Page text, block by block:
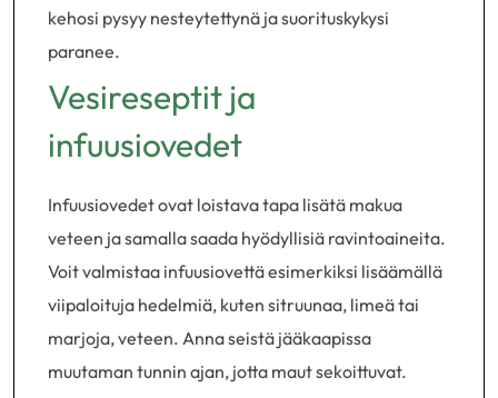
kehosi pysyy nesteytettynä ja suorituskykysi
paranee.
Vesireseptit ja
infuusiovedet
Infuusiovedet ovat loistava tapa lisätä makua
veteen ja samalla saada hyödyllisiä ravintoaineita.
Voit valmistaa infuusiovettä esimerkiksi lisäämällä
viipaloituja hedelmiä, kuten sitruunaa, limeä tai
marjoja, veteen. Anna seistä jääkaapissa
muutaman tunnin ajan, jotta maut sekoittuvat.